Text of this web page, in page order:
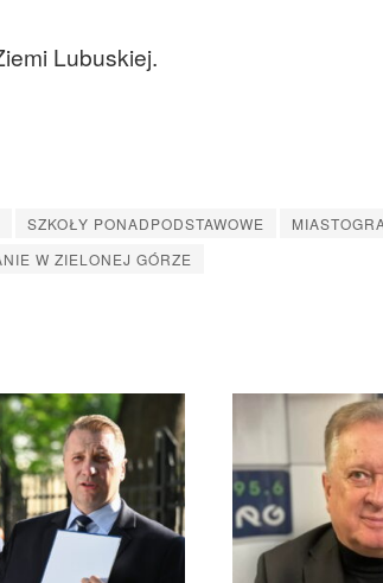
Lubuskiej.
SZKOŁY PONADPODSTAWOWE
W ZIELONEJ GÓRZE